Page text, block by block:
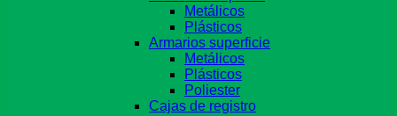
Metálicos
Plásticos
Armarios superficie
Metálicos
Plásticos
Poliester
Cajas de registro